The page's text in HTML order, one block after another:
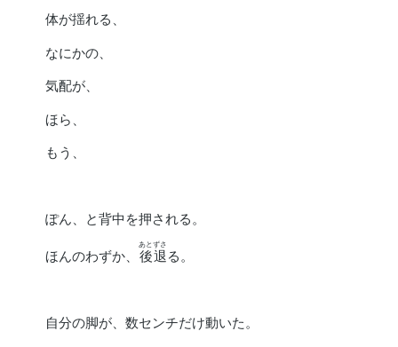
体が揺れる、
なにかの、
気配が、
ほら、
もう、
ぽん、と背中を押される。
ほんのわずか、 後退
あとずさ
る。
自分の脚が、数センチだけ動いた。